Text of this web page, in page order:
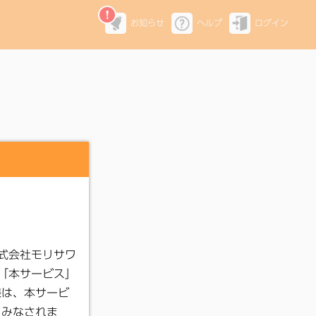
お知らせ ヘルプ ログイン